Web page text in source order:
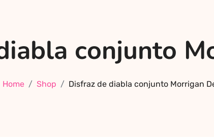
conjunto
Home Shop Disfraz de diabla conjunto Morrigan